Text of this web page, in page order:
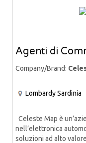
Agenti di
Company/Brand:
LombardySardinia
Celeste Map è
nell’elettronica
soluzioni ad alto